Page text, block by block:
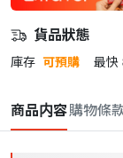
貨品狀態
庫存 可預購 最快
商品内容購物條